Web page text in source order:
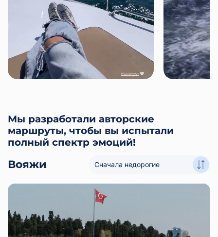
Мы разработали авторские
маршруты, чтобы вы испытали
полный спектр эмоций!
Вояжи Сначала недорогие